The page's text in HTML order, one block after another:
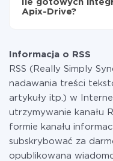
Płacisz tylko za ilość
przekazywana z
w razie potrzeby
informacji otaryfach.
Ile gotowych
Apix-Drive?
Informacja o RSS
RSS (Really Simply
nadawania treści
artykuły itp.) w
utrzymywanie kanału
formie kanału
subskrybować za
opublikowana